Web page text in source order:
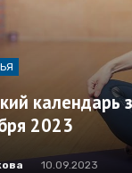
календарь
2023
10.09.2023